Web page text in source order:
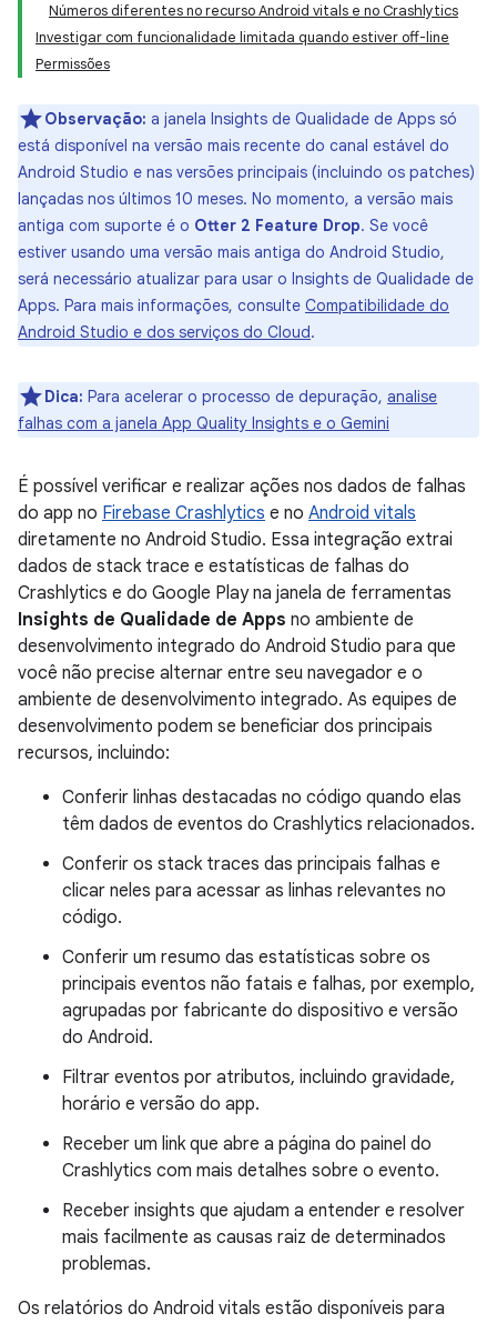
Números diferentes no recurso Android vitals e no Crashlytics
Investigar com funcionalidade limitada quando estiver off-line
Permissões
Observação: a janela Insights de Qualidade de Apps só
está disponível na versão mais recente do canal estável do
Android Studio e nas versões principais (incluindo os patches)
lançadas nos últimos 10 meses. No momento, a versão mais
antiga com suporte é o Otter 2 Feature Drop. Se você
estiver usando uma versão mais antiga do Android Studio,
será necessário atualizar para usar o Insights de Qualidade de
Apps. Para mais informações, consulte Compatibilidade do
Android Studio e dos serviços do Cloud.
Dica: Para acelerar o processo de depuração, analise
falhas com a janela App Quality Insights e o Gemini
É possível verificar e realizar ações nos dados de falhas
do app no Firebase Crashlytics e no Android vitals
diretamente no Android Studio. Essa integração extrai
dados de stack trace e estatísticas de falhas do
Crashlytics e do Google Play na janela de ferramentas
Insights de Qualidade de Apps no ambiente de
desenvolvimento integrado do Android Studio para que
você não precise alternar entre seu navegador e o
ambiente de desenvolvimento integrado. As equipes de
desenvolvimento podem se beneficiar dos principais
recursos, incluindo:
Conferir linhas destacadas no código quando elas
têm dados de eventos do Crashlytics relacionados.
Conferir os stack traces das principais falhas e
clicar neles para acessar as linhas relevantes no
código.
Conferir um resumo das estatísticas sobre os
principais eventos não fatais e falhas, por exemplo,
agrupadas por fabricante do dispositivo e versão
do Android.
Filtrar eventos por atributos, incluindo gravidade,
horário e versão do app.
Receber um link que abre a página do painel do
Crashlytics com mais detalhes sobre o evento.
Receber insights que ajudam a entender e resolver
mais facilmente as causas raiz de determinados
problemas.
Os relatórios do Android vitals estão disponíveis para